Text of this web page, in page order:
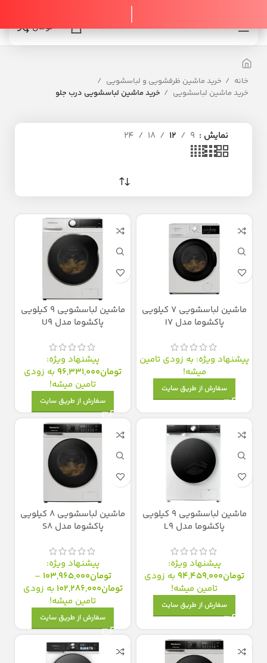
تومان 0
خانه
خرید ماشین ظرفشویی و لباسشویی
خرید ماشین لباسشویی
خرید ماشین لباسشویی درب جلو
نمایش 9
12
18
24
ماشین لباسشویی 7 کیلویی
پاکشوما مدل I7
پیشنهاد ویژه: به زودی تامین
میشه!
سفارش از طریق سایت
ماشین لباسشویی 9 کیلویی
پاکشوما مدل U9
پیشنهاد ویژه:
تومان96,331,000 به زودی
تامین میشه!
سفارش از طریق سایت
ماشین لباسشویی 9 کیلویی
پاکشوما مدل L9
پیشنهاد ویژه:
تومان94,459,000 به زودی
تامین میشه!
سفارش از طریق سایت
ماشین لباسشویی 8 کیلویی
پاکشوما مدل S8
پیشنهاد ویژه:
تومان103,965,000
–
تومان102,286,000 به زودی
تامین میشه!
سفارش از طریق سایت